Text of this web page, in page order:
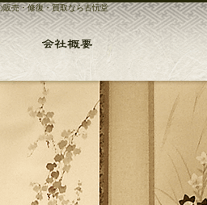
売・修復・買取なら古忨堂